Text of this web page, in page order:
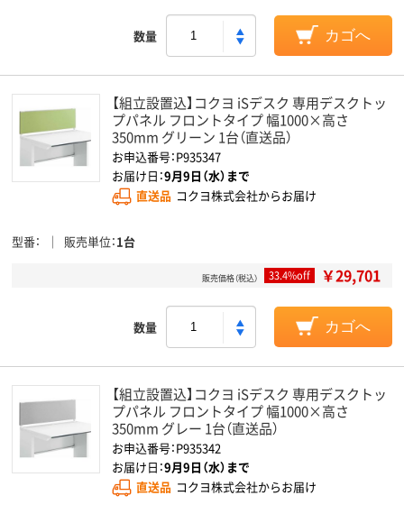
数量 カゴへ
【組立設置込】コクヨ iSデスク 専用デスクトッ
プパネル フロントタイプ 幅1000×高さ
350mm グリーン 1台（直送品）
お申込番号：P935347
お届け日：9月9日（水）まで
直送品 コクヨ株式会社からお届け
型番 販売単位 1台
販売価格（税込） 33.4%off ￥29,701
数量 カゴへ
【組立設置込】コクヨ iSデスク 専用デスクトッ
プパネル フロントタイプ 幅1000×高さ
350mm グレー 1台（直送品）
お申込番号：P935342
お届け日：9月9日（水）まで
直送品 コクヨ株式会社からお届け